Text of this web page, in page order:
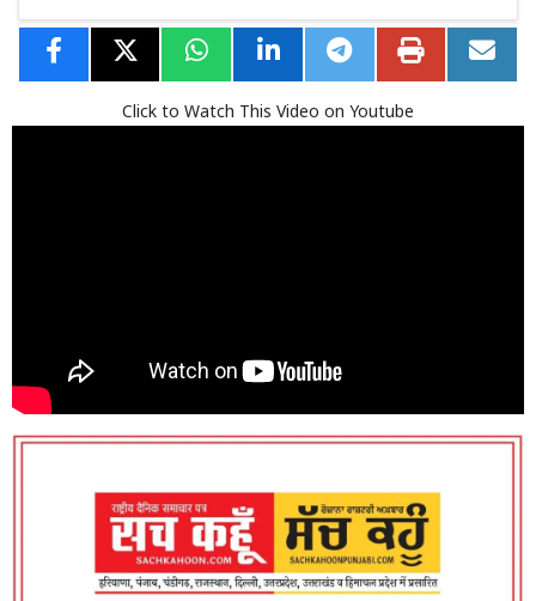
Click to Watch This Video on Youtube